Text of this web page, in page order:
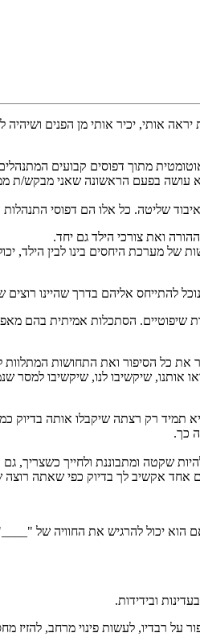
אותי, יכיר אותי מן הפנים
מתוך דפוסים קבועים
בפעם הראשונה שאני מבקש/ת
שליטה. כל אלו הם דפוסי התנהלות
ואת צורכי הילד גם יחד.
של מערכת היחסים בינו לבין הילד,
להתייחס אליהם בדרך שהיינו רוצים
שיפוטיים. הסתכלות אמיתית בהם
כל הסיפור ואת התחושות המתלוות
אותנו, שיקשיבו לנו, שיקשיבו
תמיד רק רצתה שיקבלו אותה
כך.
שקטה ומתבוננת ולחייך כשצריך,
אחד אקשיב לך בדיוק כפי שאתה
הוא יכול להרגיש את החוויה של
ובידידות.
רבדיו, לעשות פינוי מרחב, להזיז